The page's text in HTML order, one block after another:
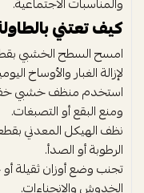
كيف تعتني
امسح السطح الخشبي
لإزالة الغبار والأوساخ
استخدم منظف خشبي
ومنع البقع أو التصبغات.
نظف الهيكل المعدني
الرطوبة أو الصدأ.
تجنب وضع أوزان ثقيلة
الخدوش والانحناءات.